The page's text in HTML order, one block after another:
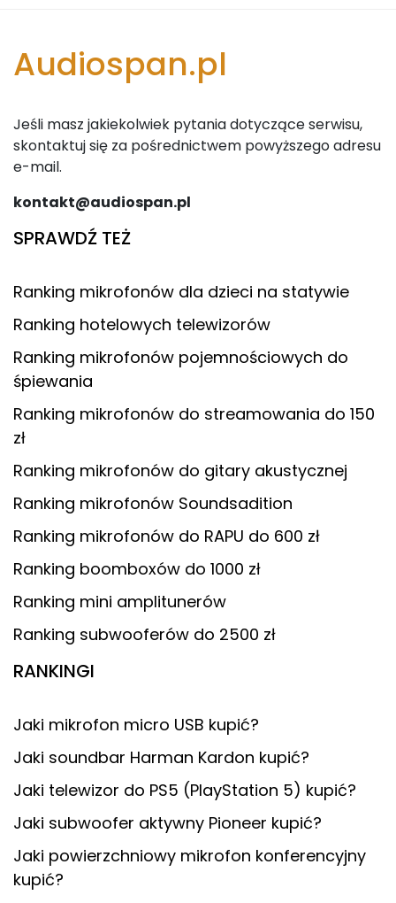
Audiospan.pl
Jeśli masz jakiekolwiek pytania dotyczące serwisu,
skontaktuj się za pośrednictwem powyższego adresu
e-mail.
kontakt@audiospan.pl
SPRAWDŹ TEŻ
Ranking mikrofonów dla dzieci na statywie
Ranking hotelowych telewizorów
Ranking mikrofonów pojemnościowych do
śpiewania
Ranking mikrofonów do streamowania do 150
zł
Ranking mikrofonów do gitary akustycznej
Ranking mikrofonów Soundsadition
Ranking mikrofonów do RAPU do 600 zł
Ranking boomboxów do 1000 zł
Ranking mini amplitunerów
Ranking subwooferów do 2500 zł
RANKINGI
Jaki mikrofon micro USB kupić?
Jaki soundbar Harman Kardon kupić?
Jaki telewizor do PS5 (PlayStation 5) kupić?
Jaki subwoofer aktywny Pioneer kupić?
Jaki powierzchniowy mikrofon konferencyjny
kupić?